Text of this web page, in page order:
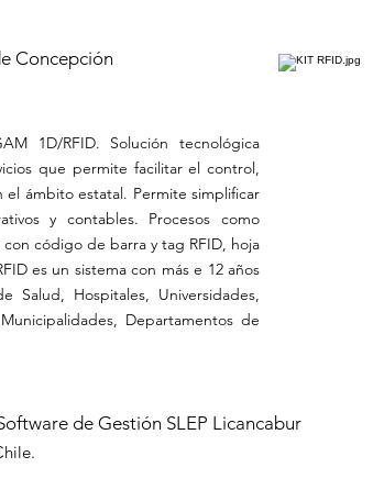
Concepción
1D/RFID. Solución tecnológica
que permite facilitar el control,
ámbito estatal. Permite simplificar
y contables. Procesos como
código de barra y tag RFID, hoja
es un sistema con más e 12 años
Hospitales, Universidades,
Departamentos de
de Gestión SLEP Licancabur